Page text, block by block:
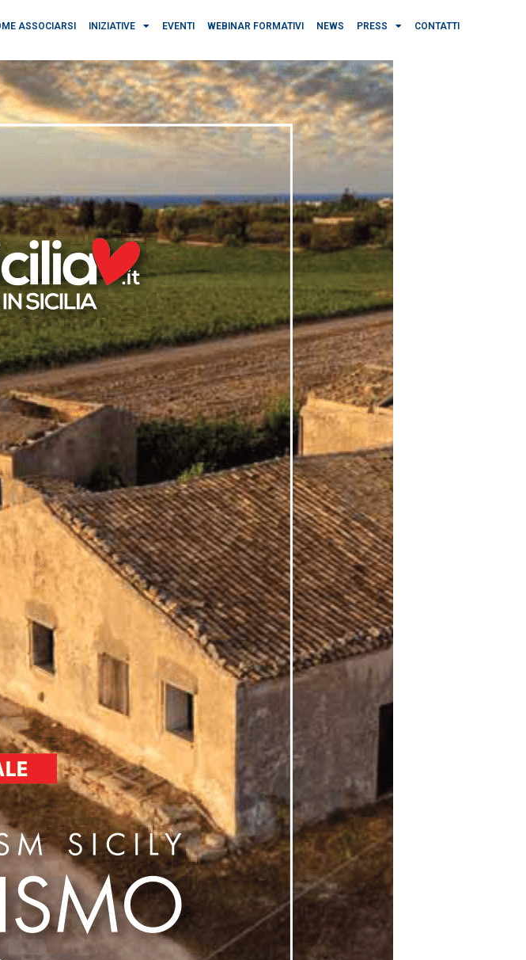
ASSOCIARSI INIZIATIVE EVENTI WEBINAR FORMATIVI NEWS PRESS CONTATTI